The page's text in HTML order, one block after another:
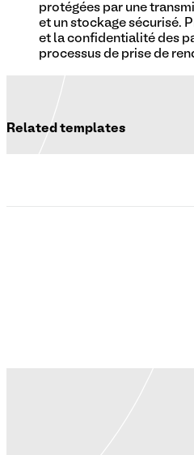
protégées par une
et un stockage sécurisé.
et la confidentialité des
processus de prise de
Related templates